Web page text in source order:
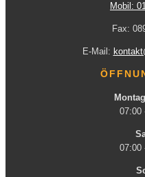
Mobil:
Fax:
E-Mail:
07:00
07:00